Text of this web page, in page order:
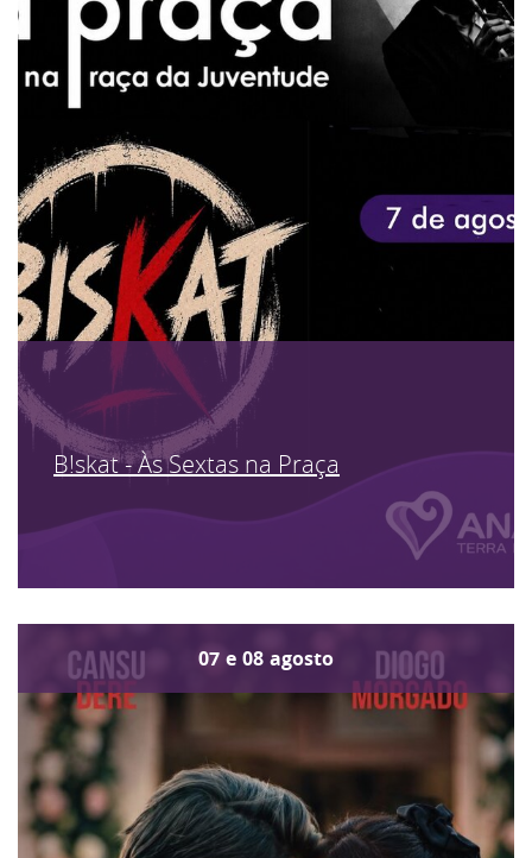
B!skat - Às Sextas na Praça
07 e 08 agosto